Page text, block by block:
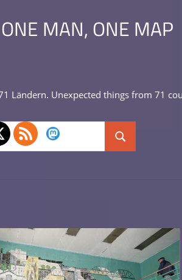
ONE MAN, ONE MAP
Ländern. Unexpected things from 71
Suchen